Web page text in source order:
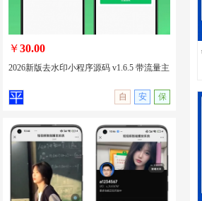
￥30.00
2026新版去水印小程序源码 v1.6.5 带流量主
自 安 保